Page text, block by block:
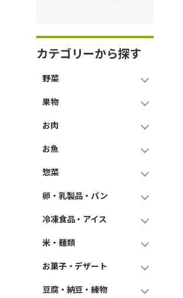
カテゴリーから探す
野菜
果物
お肉
お魚
惣菜
卵・乳製品・パン
冷凍食品・アイス
米・麺類
お菓子・デザート
豆腐・納豆・練物